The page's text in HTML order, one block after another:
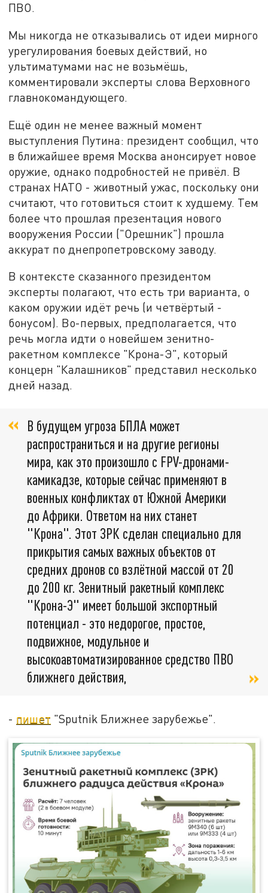
ПВО.
Мы никогда не отказывались от идеи мирного
урегулирования боевых действий, но
ультиматумами нас не возьмёшь,
комментировали эксперты слова Верховного
главнокомандующего.
Ещё один не менее важный момент
выступления Путина: президент сообщил, что
в ближайшее время Москва анонсирует новое
оружие, однако подробностей не привёл. В
странах НАТО - животный ужас, поскольку они
считают, что готовиться стоит к худшему. Тем
более что прошлая презентация нового
вооружения России ("Орешник") прошла
аккурат по днепропетровскому заводу.
В контексте сказанного президентом
эксперты полагают, что есть три варианта, о
каком оружии идёт речь (и четвёртый -
бонусом). Во-первых, предполагается, что
речь могла идти о новейшем зенитно-
ракетном комплексе "Крона-Э", который
концерн "Калашников" представил несколько
дней назад.
В будущем угроза БПЛА может
распространиться и на другие регионы
мира, как это произошло с FPV-дронами-
камикадзе, которые сейчас применяют в
военных конфликтах от Южной Америки
до Африки. Ответом на них станет
"Крона". Этот ЗРК сделан специально для
прикрытия самых важных объектов от
средних дронов со взлётной массой от 20
до 200 кг. Зенитный ракетный комплекс
"Крона-Э" имеет большой экспортный
потенциал - это недорогое, простое,
подвижное, модульное и
высокоавтоматизированное средство ПВО
ближнего действия,
- пишет "Sputnik Ближнее зарубежье".